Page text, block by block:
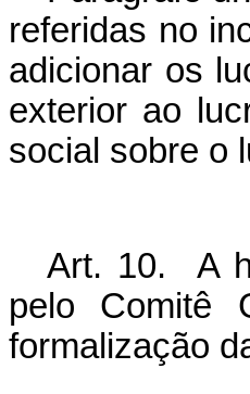
referidas no
adicionar os
exterior ao
social sobre o
Art. 10. A
pelo Comitê
formalização